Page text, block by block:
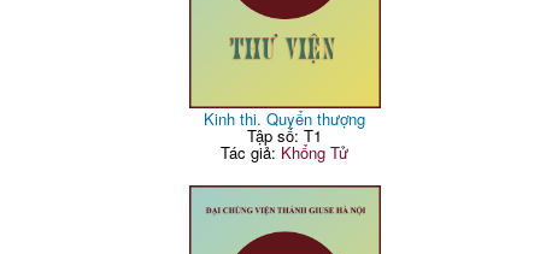
Kinh thi. Quyển thượng
Tập số: T1
Tác giả: Khổng Tử